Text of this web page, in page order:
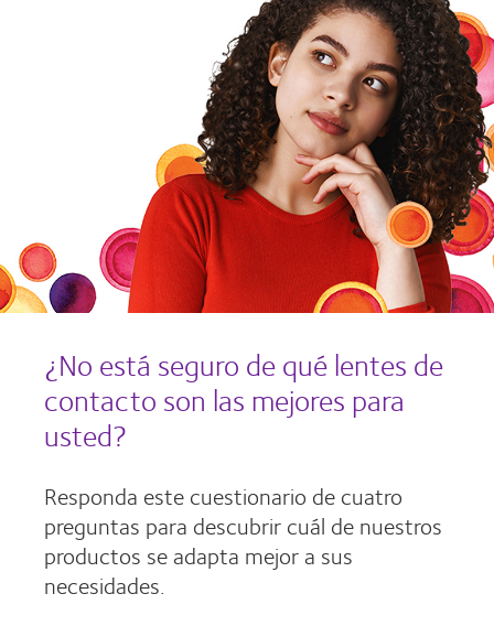
¿No está seguro de qué lentes de
contacto son las mejores para
usted?
Responda este cuestionario de cuatro
preguntas para descubrir cuál de nuestros
productos se adapta mejor a sus
necesidades.